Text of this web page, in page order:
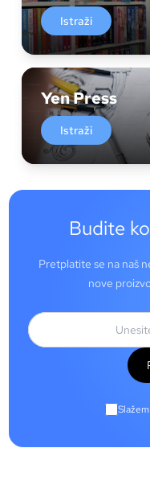
Istraži
Yen Press
Istraži
Budite
Pretplatite se na naš
nove